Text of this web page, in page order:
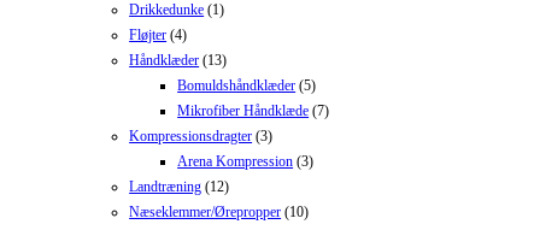
Drikkedunke (1)
Fløjter (4)
Håndklæder (13)
Bomuldshåndklæder (5)
Mikrofiber Håndklæde (7)
Kompressionsdragter (3)
Arena Kompression (3)
Landtræning (12)
Næseklemmer/Ørepropper (10)